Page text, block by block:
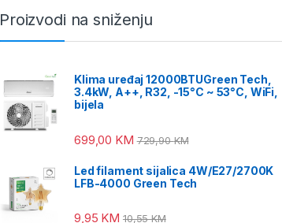
Proizvodi na sniženju
Klima uređaj 12000BTUGreen Tech,
3.4kW, A++, R32, -15°C ~ 53°C, WiFi,
bijela
699,00 KM 729,90KM
Led filament sijalica 4W/E27/2700K
LFB-4000 Green Tech
9,95 KM 10,55KM